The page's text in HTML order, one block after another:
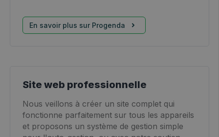
En savoir plus sur Progenda
Site web professionnelle
Nous veillons à créer un site complet qui
fonctionne parfaitement sur tous les appareils
et proposons un système de gestion simple